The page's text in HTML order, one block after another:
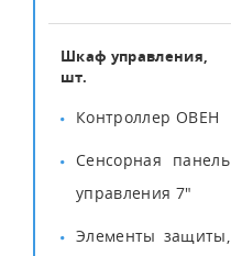
Шкаф управления,
шт.
Контроллер ОВЕН
Сенсорная панель
управления 7"
Элементы защиты,